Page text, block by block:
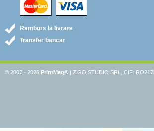
Ramburs la livrare
Transfer bancar
© 2007 - 2026 PrintMag® ZIGO STUDIO SRL, CIF: